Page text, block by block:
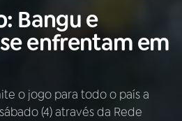
Buscar
AO VIVO
Bangu e
enfrentam em
o jogo para todo o país a
(4) através da Rede